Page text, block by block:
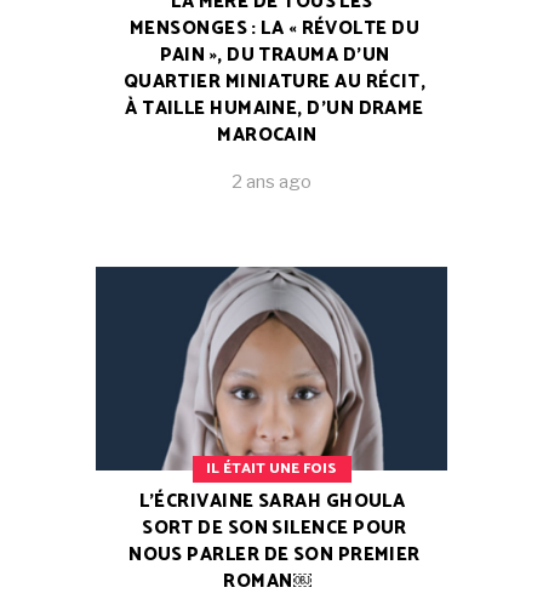
MENSONGES : LA « RÉVOLTE DU
PAIN », DU TRAUMA D’UN
QUARTIER MINIATURE AU RÉCIT,
À TAILLE HUMAINE, D’UN DRAME
MAROCAIN
2 ans ago
IL ÉTAIT UNE FOIS
L’ÉCRIVAINE SARAH GHOULA
SORT DE SON SILENCE POUR
NOUS PARLER DE SON PREMIER
ROMAN￼